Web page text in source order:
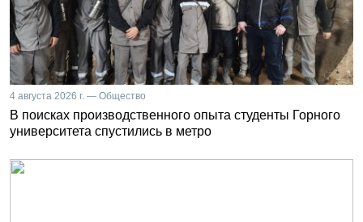
4 августа 2026 г. — Общество
В поисках производственного опыта студенты Горного
университета спустились в метро